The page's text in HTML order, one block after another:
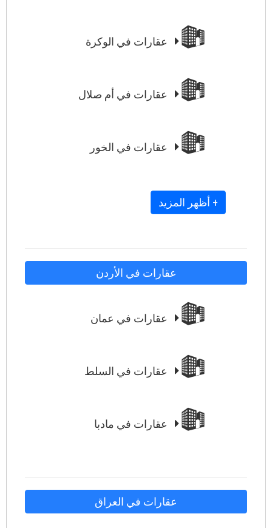
عقارات في الوكرة
عقارات في أم صلال
عقارات في الخور
+ أظهر المزيد
عقارات في الأردن
عقارات في عمان
عقارات في السلط
عقارات في مادبا
عقارات في العراق